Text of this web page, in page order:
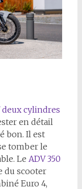
deux cylindres
en détail
bon. Il est
tomber le
Le ADV 350
du scooter
Euro 4,